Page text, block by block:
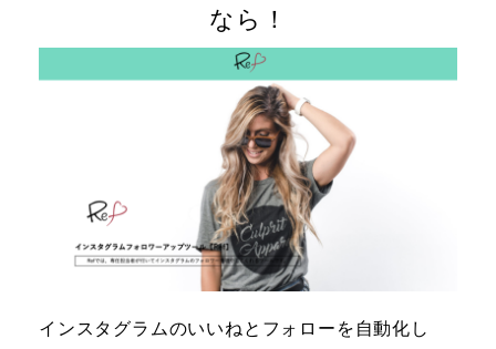
なら！
インスタグラムのいいねとフォローを自動化し